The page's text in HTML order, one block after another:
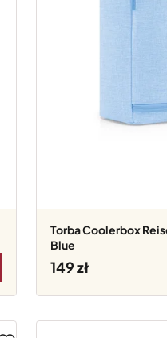
Torba Coolerbox Reisenthel Twist Powder
Blue
149